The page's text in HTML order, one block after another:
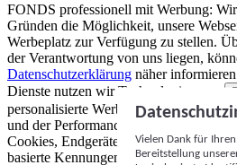
FONDS professionell mit Werbung:
Gründen die Möglichkeit, unsere
Werbeplatz zur Verfügung zu stellen.
der Verantwortung von uns liegen,
Datenschutzerklärung näher
Dienste nutzen wir Technologien von
personalisierte Werbung und Inhalte,
und der Performance von Inhalten
Cookies, Endgeräte- oder ähnliche
basierte Kennungen, zufällig generierte
Vielen Dank für
Bereitstellung